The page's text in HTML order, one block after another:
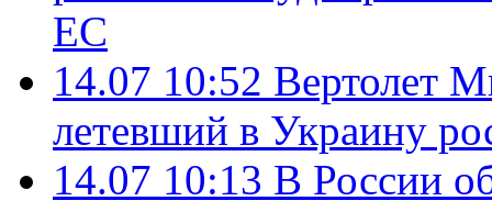
ЕС
14.07 10:52 Вертолет
летевший в Украину
14.07 10:13 В России